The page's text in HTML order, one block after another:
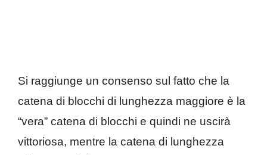
Si raggiunge un consenso sul fatto che la
catena di blocchi di lunghezza maggiore è la
“vera” catena di blocchi e quindi ne uscirà
vittoriosa, mentre la catena di lunghezza